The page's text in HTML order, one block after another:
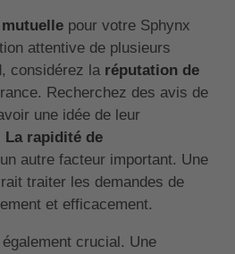
pour votre Sphynx
attentive de plusieurs
considérez la réputation de
Recherchez des avis de
une idée de leur
La rapidité de
autre facteur important. Une
traiter les demandes de
et efficacement.
crucial. Une